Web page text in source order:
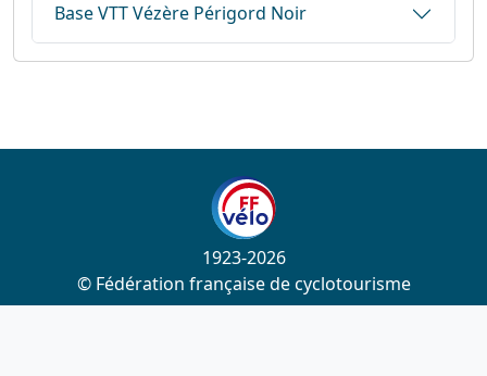
Base VTT Vézère Périgord Noir
1923-2026
© Fédération française de cyclotourisme